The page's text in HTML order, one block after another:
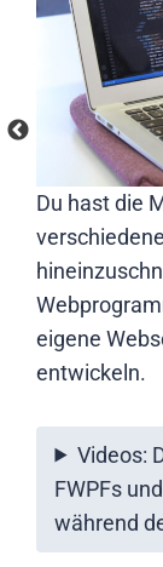
Du hast die
eigene
entwickeln.
Videos:
FWPFs
während